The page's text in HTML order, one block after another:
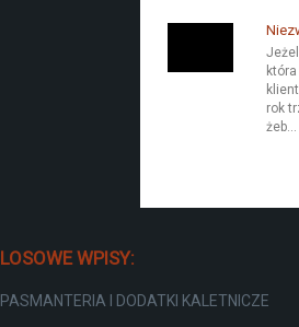
rok
żeb...
LOSOWE WPISY:
PASMANTERIA I DODATKI KALETNICZE